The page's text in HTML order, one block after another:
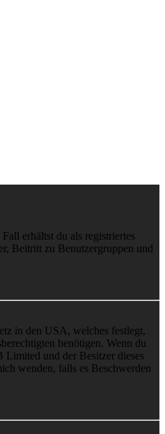
erhältst du als registriertes
Beitritt zu Benutzergruppen und
in den USA, welches festlegt,
benötigen. Wenn du
Limited und der Besitzer dieses
wenden, falls es Beschwerden